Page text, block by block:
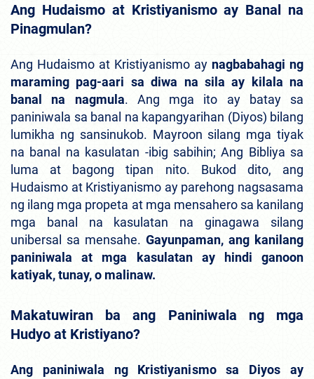
Ang Hudaismo at Kristiyanismo ay Banal na
Pinagmulan?
Ang Hudaismo at Kristiyanismo ay nagbabahagi ng
maraming pag-aari sa diwa na sila ay kilala na
banal na nagmula. Ang mga ito ay batay sa
paniniwala sa banal na kapangyarihan (Diyos) bilang
lumikha ng sansinukob. Mayroon silang mga tiyak
na banal na kasulatan -ibig sabihin; Ang Bibliya sa
luma at bagong tipan nito. Bukod dito, ang
Hudaismo at Kristiyanismo ay parehong nagsasama
ng ilang mga propeta at mga mensahero sa kanilang
mga banal na kasulatan na ginagawa silang
unibersal sa mensahe. Gayunpaman, ang kanilang
paniniwala at mga kasulatan ay hindi ganoon
katiyak, tunay, o malinaw.
Makatuwiran ba ang Paniniwala ng mga
Hudyo at Kristiyano?
Ang paniniwala ng Kristiyanismo sa Diyos ay